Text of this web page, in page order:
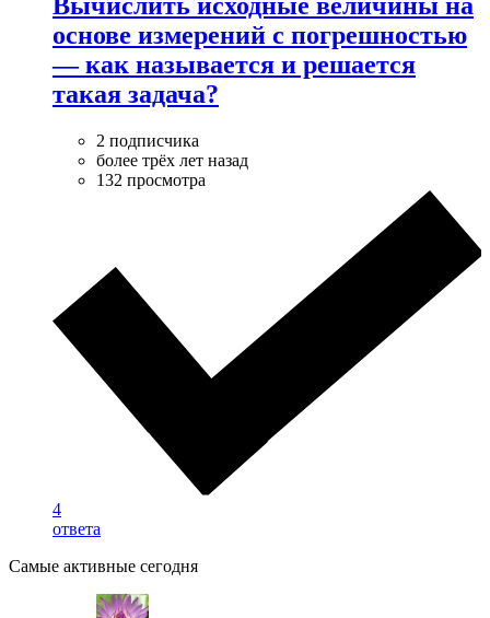
основе измерений с погрешностью
— как называется и решается
такая задача?
2 подписчика
более трёх лет назад
132 просмотра
4
ответа
Самые активные сегодня